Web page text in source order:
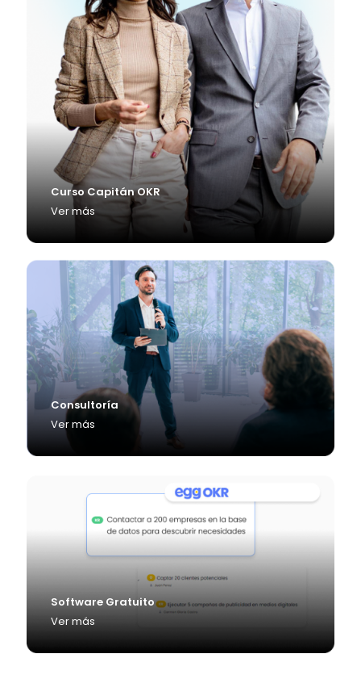
Curso Capitán OKR
Ver más
Consultoría
Ver más
Software Gratuito
Ver más